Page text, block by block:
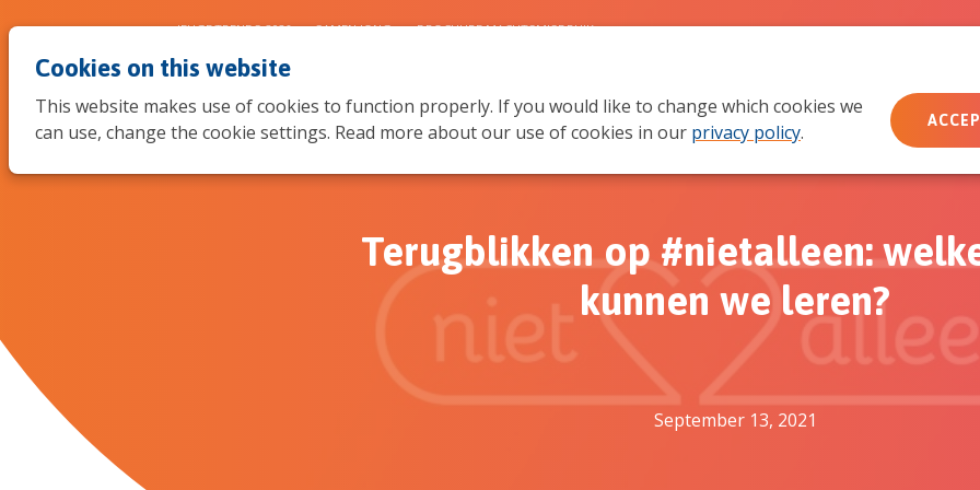
Cookies on this website
This website makes use of cookies to function properly. If you would like to change which cookies we
can use, change the cookie settings. Read more about our use of cookies in our privacy policy.
Wie wij zijn Wat we doen Doe mee
JEUGDTRENDS 2026 SAMEN JONG BROCHURE MACHTSMISBRUIK
Terugblikken op #nietalleen:
kunnen we leren?
September 13, 2021